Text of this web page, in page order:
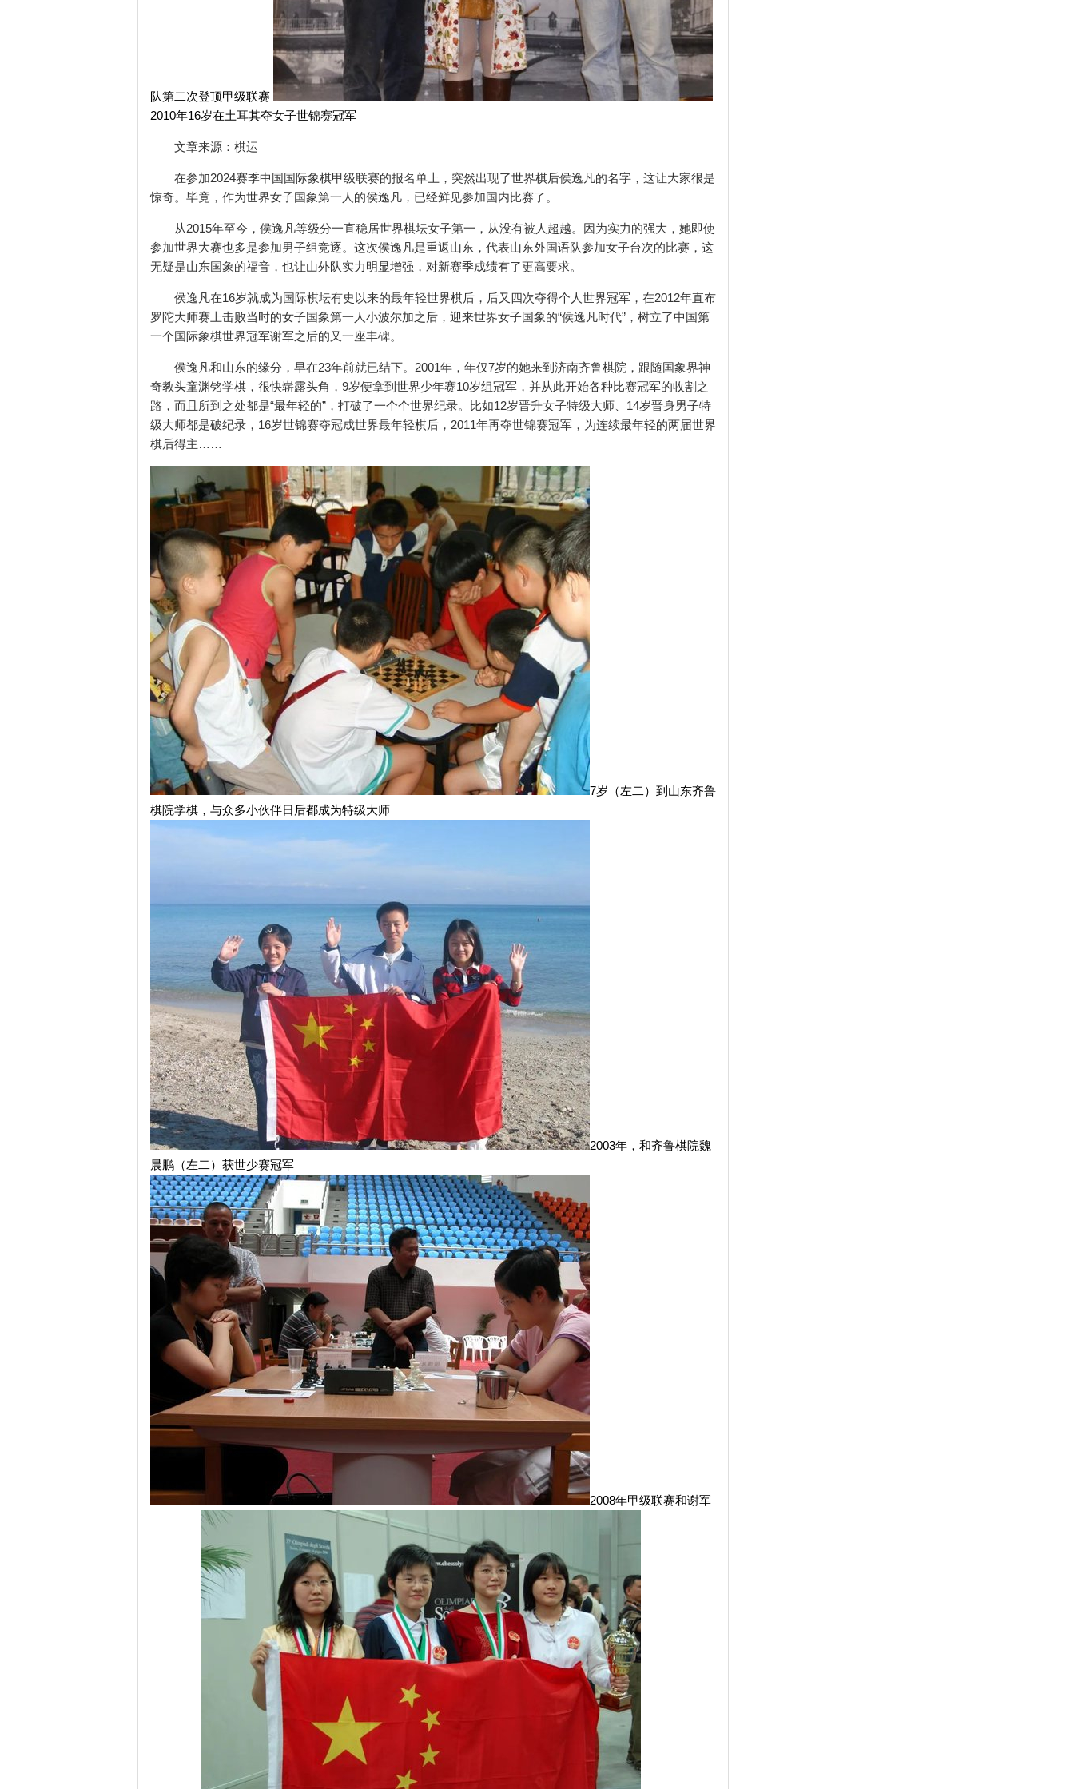
队第二次登顶甲级联赛
2010年16岁在土耳其夺女子世锦赛冠军
文章来源：棋运
在参加2024赛季中国国际象棋甲级联赛的报名单上，突然出现了世界棋后侯逸凡的名字，这让大家很是
惊奇。毕竟，作为世界女子国象第一人的侯逸凡，已经鲜见参加国内比赛了。
从2015年至今，侯逸凡等级分一直稳居世界棋坛女子第一，从没有被人超越。因为实力的强大，她即使
参加世界大赛也多是参加男子组竞逐。这次侯逸凡是重返山东，代表山东外国语队参加女子台次的比赛，这
无疑是山东国象的福音，也让山外队实力明显增强，对新赛季成绩有了更高要求。
侯逸凡在16岁就成为国际棋坛有史以来的最年轻世界棋后，后又四次夺得个人世界冠军，在2012年直布
罗陀大师赛上击败当时的女子国象第一人小波尔加之后，迎来世界女子国象的“侯逸凡时代”，树立了中国第
一个国际象棋世界冠军谢军之后的又一座丰碑。
侯逸凡和山东的缘分，早在23年前就已结下。2001年，年仅7岁的她来到济南齐鲁棋院，跟随国象界神
奇教头童渊铭学棋，很快崭露头角，9岁便拿到世界少年赛10岁组冠军，并从此开始各种比赛冠军的收割之
路，而且所到之处都是“最年轻的”，打破了一个个世界纪录。比如12岁晋升女子特级大师、14岁晋身男子特
级大师都是破纪录，16岁世锦赛夺冠成世界最年轻棋后，2011年再夺世锦赛冠军，为连续最年轻的两届世界
棋后得主……
7岁（左二）到山东齐鲁
棋院学棋，与众多小伙伴日后都成为特级大师
2003年，和齐鲁棋院魏
晨鹏（左二）获世少赛冠军
2008年甲级联赛和谢军